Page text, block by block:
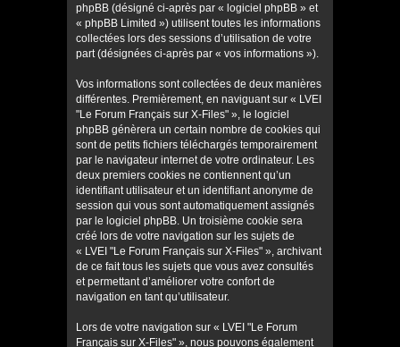
phpBB (désigné ci-après par « logiciel phpBB » et
« phpBB Limited ») utilisent toutes les informations
collectées lors des sessions d’utilisation de votre
part (désignées ci-après par « vos informations »).
Vos informations sont collectées de deux manières
différentes. Premièrement, en naviguant sur « LVEI
"Le Forum Français sur X-Files" », le logiciel
phpBB génèrera un certain nombre de cookies qui
sont de petits fichiers téléchargés temporairement
par le navigateur internet de votre ordinateur. Les
deux premiers cookies ne contiennent qu’un
identifiant utilisateur et un identifiant anonyme de
session qui vous sont automatiquement assignés
par le logiciel phpBB. Un troisième cookie sera
créé lors de votre navigation sur les sujets de
« LVEI "Le Forum Français sur X-Files" », archivant
de ce fait tous les sujets que vous avez consultés
et permettant d’améliorer votre confort de
navigation en tant qu’utilisateur.
Lors de votre navigation sur « LVEI "Le Forum
Français sur X-Files" », nous pouvons également